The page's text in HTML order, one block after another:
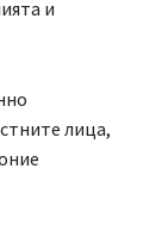
и
лица,